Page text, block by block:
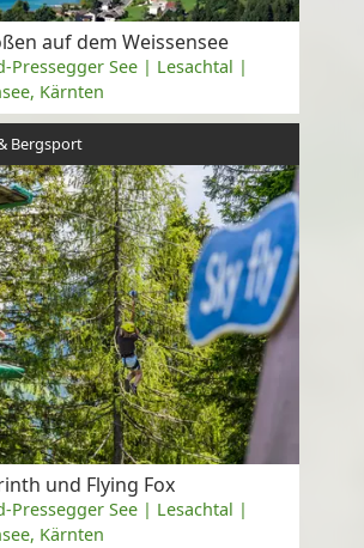
auf dem Weissensee
Pressegger See | Lesachtal |
Kärnten
Bergsport
und Flying Fox
Pressegger See | Lesachtal |
Kärnten